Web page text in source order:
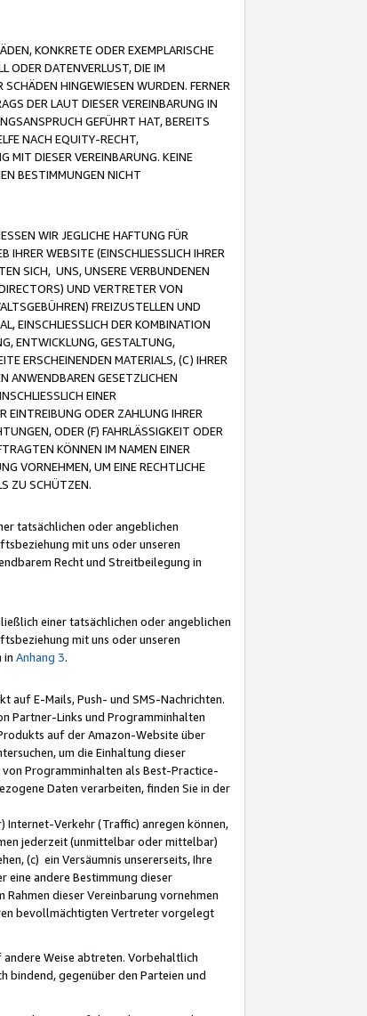
KONKRETE ODER EXEMPLARISCHE
ODER DATENVERLUST, DIE IM
HINGEWIESEN WURDEN. FERNER
DER LAUT DIESER VEREINBARUNG IN
GEFÜHRT HAT, BEREITS
NACH EQUITY-RECHT,
MIT DIESER VEREINBARUNG. KEINE
BESTIMMUNGEN NICHT
WIR JEGLICHE HAFTUNG FÜR
IHRER WEBSITE (EINSCHLIESSLICH IHRER
SICH, UNS, UNSERE VERBUNDENEN
UND VERTRETER VON
FREIZUSTELLEN UND
EINSCHLIESSLICH DER KOMBINATION
ENTWICKLUNG, GESTALTUNG,
ERSCHEINENDEN MATERIALS, (C) IHRER
ANWENDBAREN GESETZLICHEN
EINER
EINTREIBUNG ODER ZAHLUNG IHRER
ODER (F) FAHRLÄSSIGKEIT ODER
KÖNNEN IM NAMEN EINER
VORNEHMEN, UM EINE RECHTLICHE
ZU SCHÜTZEN.
tatsächlichen oder angeblichen
mit uns oder unseren
Recht und Streitbeilegung in
einer tatsächlichen oder angeblichen
mit uns oder unseren
in Anhang 3.
auf E-Mails, Push- und SMS-Nachrichten.
Partner-Links und Programminhalten
auf der Amazon-Website über
um die Einhaltung dieser
Programminhalten als Best-Practice-
Daten verarbeiten, finden Sie in der
Internet-Verkehr (Traffic) anregen können,
jederzeit (unmittelbar oder mittelbar)
(c) ein Versäumnis unsererseits, Ihre
eine andere Bestimmung dieser
dieser Vereinbarung vornehmen
bevollmächtigten Vertreter vorgelegt
Weise abtreten. Vorbehaltlich
bindend, gegenüber den Parteien und